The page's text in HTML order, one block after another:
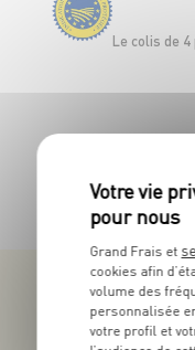
Le colis de
Grand Frais et
cookies afin
volume des
personnalisée
votre profil et